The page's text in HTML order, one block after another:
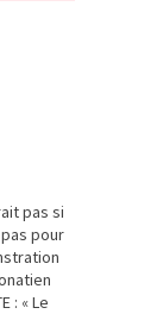
pas si
pour
: « Le